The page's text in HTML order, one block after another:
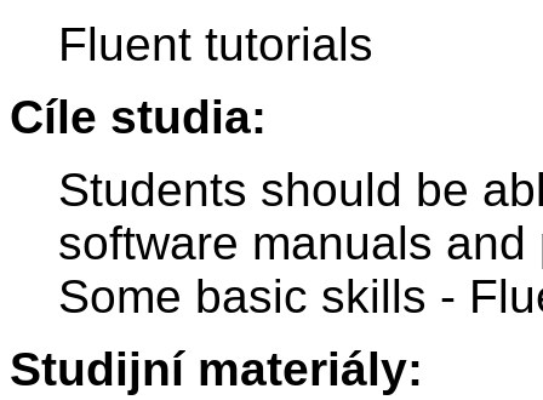
Fluent tutorials
Cíle studia:
Students should be
software manuals
Some basic skills -
Studijní materiály: